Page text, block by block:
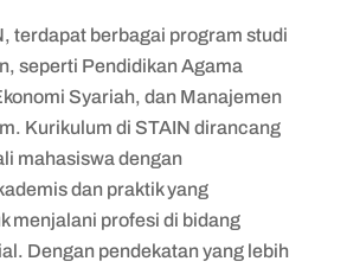
terdapat berbagai program studi
seperti Pendidikan Agama
Syariah, dan Manajemen
Kurikulum di STAIN dirancang
mahasiswa dengan
dan praktik yang
menjalani profesi di bidang
Dengan pendekatan yang lebih